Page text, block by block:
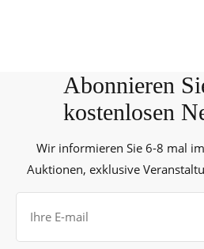
Abonnieren
kostenlosen
Wir informieren Sie 6-8 mal
Auktionen, exklusive